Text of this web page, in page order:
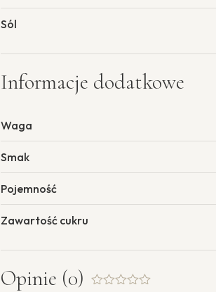
Sól
Informacje dodatkowe
Waga
Smak
Pojemność
Zawartość cukru
Opinie (0)